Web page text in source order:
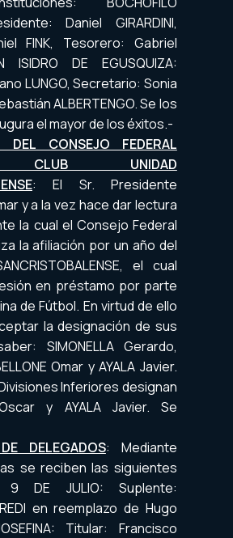
Daniel GIRARDINI,
FINK, Tesorero: Gabriel
ISIDRO DE EGUSQUIZA:
LUNGO, Secretario: Sonia
ALBERTENGO. Se los
el mayor de los éxitos.-
DEL CONSEJO FEDERAL
CLUB UNIDAD
: El Sr. Presidente
y a la vez hace dar lectura
la cual el Consejo Federal
la afiliación por un año del
el cual
en préstamo por parte
de Fútbol. En virtud de ello
la designación de sus
SIMONELLA Gerardo,
Omar y AYALA Javier.
Inferiores designan
y AYALA Javier. Se
DELEGADOS: Mediante
se reciben las siguientes
9 DE JULIO: Suplente:
en reemplazo de Hugo
Titular: Francisco